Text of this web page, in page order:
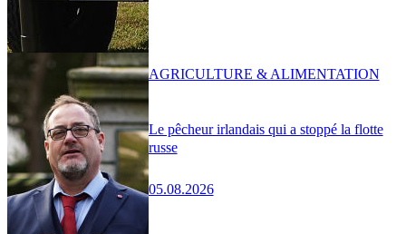
Le pêcheur irlandais qui a stoppé la flotte
russe
05.08.2026
AGRICULTURE & ALIMENTATION